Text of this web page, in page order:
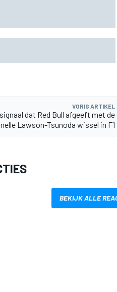
VORIG ARTIKEL
dat Red Bull afgeeft met de
Lawson-Tsunoda wissel in F1
BEKIJK ALLE